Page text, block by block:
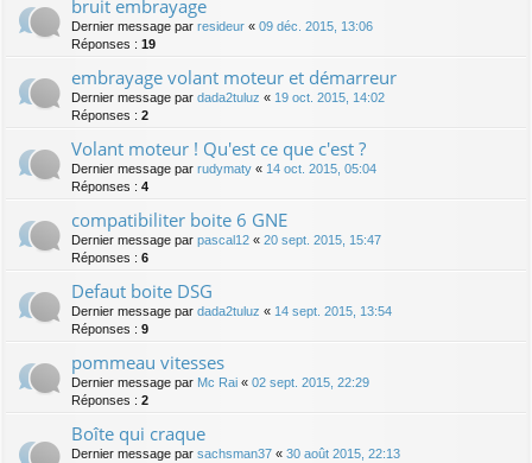
bruit embrayage
Dernier message par resideur « 09 déc. 2015, 13:06
Réponses : 19
embrayage volant moteur et démarreur
Dernier message par dada2tuluz « 19 oct. 2015, 14:02
Réponses : 2
Volant moteur ! Qu'est ce que c'est ?
Dernier message par rudymaty « 14 oct. 2015, 05:04
Réponses : 4
compatibiliter boite 6 GNE
Dernier message par pascal12 « 20 sept. 2015, 15:47
Réponses : 6
Defaut boite DSG
Dernier message par dada2tuluz « 14 sept. 2015, 13:54
Réponses : 9
pommeau vitesses
Dernier message par Mc Rai « 02 sept. 2015, 22:29
Réponses : 2
Boîte qui craque
Dernier message par sachsman37 « 30 août 2015, 22:13